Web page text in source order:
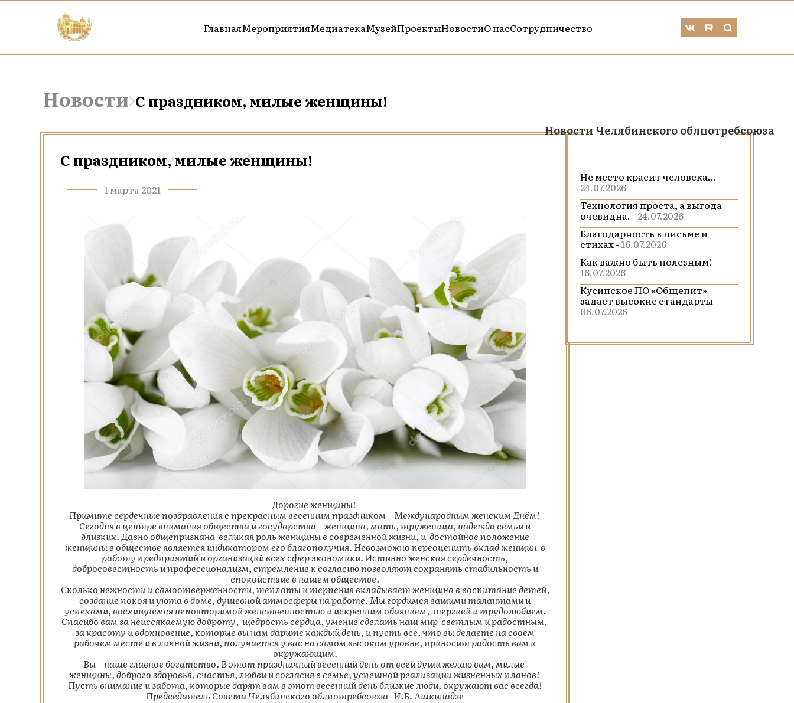
ГлавнаяМероприятияМедиатекаМузейПроектыНовостиО насСотрудничество
Новости С праздником, милые женщины!
С праздником, милые женщины!
1 марта 2021
Дорогие женщины!
Примите сердечные поздравления с прекрасным весенним праздником – Международным женским Днём!
Сегодня в центре внимания общества и государства – женщина, мать, труженица, надежда семьи и
близких. Давно общепризнана великая роль женщины в современной жизни, и достойное положение
женщины в обществе является индикатором его благополучия. Невозможно переоценить вклад женщин в
работу предприятий и организаций всех сфер экономики. Истинно женская сердечность,
добросовестность и профессионализм, стремление к согласию позволяют сохранять стабильность и
спокойствие в нашем обществе.
Сколько нежности и самоотверженности, теплоты и терпения вкладывает женщина в воспитание детей,
создание покоя и уюта в доме, душевной атмосферы на работе. Мы гордимся вашими талантами и
успехами, восхищаемся неповторимой женственностью и искренним обаянием, энергией и трудолюбием.
Спасибо вам за неиссякаемую доброту, щедрость сердца, умение сделать наш мир светлым и радостным,
за красоту и вдохновение, которые вы нам дарите каждый день, и пусть все, что вы делаете на своем
рабочем месте и в личной жизни, получается у вас на самом высоком уровне, приносит радость вам и
окружающим.
Вы – наше главное богатство. В этот праздничный весенний день от всей души желаю вам, милые
женщины, доброго здоровья, счастья, любви и согласия в семье, успешной реализации жизненных планов!
Пусть внимание и забота, которые дарят вам в этот весенний день близкие люди, окружают вас всегда!
Председатель Совета Челябинского облпотребсоюза И.Б. Ашкинадзе
Новости Челябинского облпотребсоюза
Не место красит человека… -
24.07.2026
Технология проста, а выгода
очевидна. - 24.07.2026
Благодарность в письме и
стихах -16.07.2026
Как важно быть полезным! -
16.07.2026
Кусинское ПО «Общепит»
задает высокие стандарты -
06.07.2026